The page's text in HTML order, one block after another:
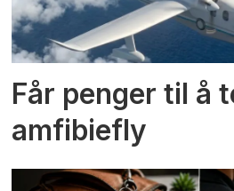
Får penger til å
amfibiefly